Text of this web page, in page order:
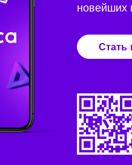
новейших
Стать